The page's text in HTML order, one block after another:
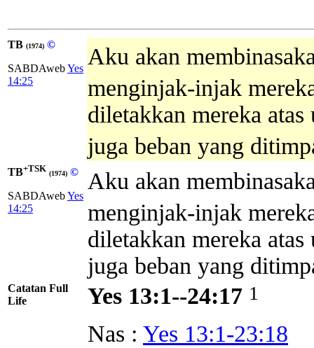
TB (1974) ©
SABDAwebYes
14:25
Aku akan
menginjak-injak
diletakkan mereka
juga beban yang
TB+TSK (1974) ©
SABDAwebYes
14:25
Aku akan
menginjak-injak
diletakkan mereka
juga beban yang
Catatan Full
Life
Yes 13:1--24:17 1
Nas : Yes 13:1-23:18